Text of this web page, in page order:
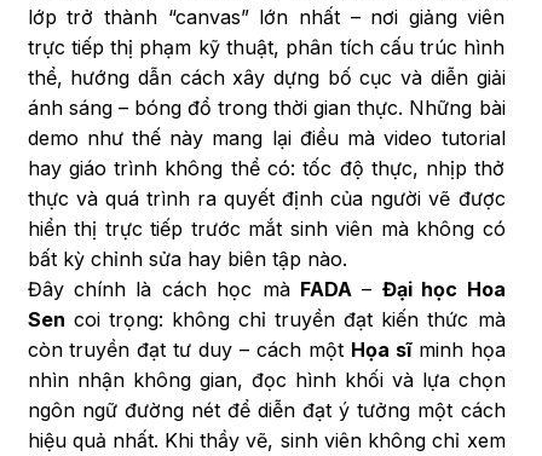
lớp trở thành “canvas” lớn nhất – nơi giảng viên
trực tiếp thị phạm kỹ thuật, phân tích cấu trúc hình
thể, hướng dẫn cách xây dựng bố cục và diễn giải
ánh sáng – bóng đổ trong thời gian thực. Những bài
demo như thế này mang lại điều mà video tutorial
hay giáo trình không thể có: tốc độ thực, nhịp thở
thực và quá trình ra quyết định của người vẽ được
hiển thị trực tiếp trước mắt sinh viên mà không có
bất kỳ chỉnh sửa hay biên tập nào.
Đây chính là cách học mà FADA – Đại học Hoa
Sen coi trọng: không chỉ truyền đạt kiến thức mà
còn truyền đạt tư duy – cách một Họa sĩminh họa
nhìn nhận không gian, đọc hình khối và lựa chọn
ngôn ngữ đường nét để diễn đạt ý tưởng một cách
hiệu quả nhất. Khi thầy vẽ, sinh viên không chỉ xem